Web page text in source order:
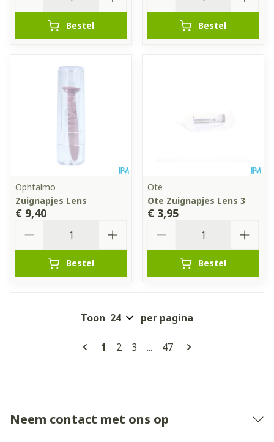
Bestel Bestel
Ophtalmo
Zuignapjes Lens
€ 9,40
Bestel
Ote
Ote Zuignapjes Lens 3
€ 3,95
Bestel
Pagina's
U lees momenteel pagina
1 Pagina
2 Pagina
3 ... Pagina
47
Toon per pagina
Neem contact met ons op